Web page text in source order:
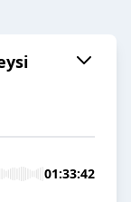
01:33:42